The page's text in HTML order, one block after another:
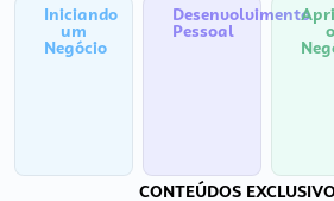
Iniciando
um
Negócio
Desenvolvimento
Pessoal o
CONTEÚDOS